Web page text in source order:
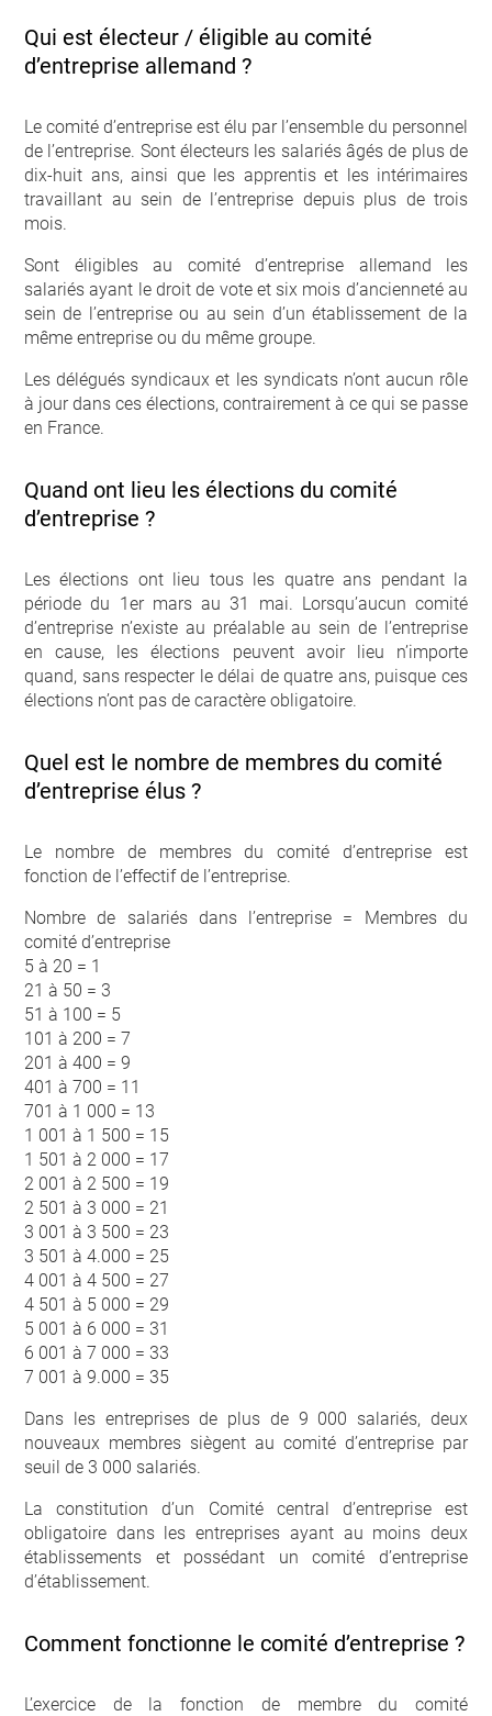
Qui est électeur / éligible au comité
d’entreprise allemand ?
Le comité d’entreprise est élu par l’ensemble du personnel
de l’entreprise. Sont électeurs les salariés âgés de plus de
dix-huit ans, ainsi que les apprentis et les intérimaires
travaillant au sein de l’entreprise depuis plus de trois
mois.
Sont éligibles au comité d’entreprise allemand les
salariés ayant le droit de vote et six mois d’ancienneté au
sein de l’entreprise ou au sein d’un établissement de la
même entreprise ou du même groupe.
Les délégués syndicaux et les syndicats n’ont aucun rôle
à jour dans ces élections, contrairement à ce qui se passe
en France.
Quand ont lieu les élections du comité
d’entreprise ?
Les élections ont lieu tous les quatre ans pendant la
période du 1er mars au 31 mai. Lorsqu’aucun comité
d’entreprise n’existe au préalable au sein de l’entreprise
en cause, les élections peuvent avoir lieu n’importe
quand, sans respecter le délai de quatre ans, puisque ces
élections n’ont pas de caractère obligatoire.
Quel est le nombre de membres du comité
d’entreprise élus ?
Le nombre de membres du comité d’entreprise est
fonction de l’effectif de l’entreprise.
Nombre de salariés dans l’entreprise = Membres du
comité d’entreprise
5 à 20 = 1
21 à 50 = 3
51 à 100 = 5
101 à 200 = 7
201 à 400 = 9
401 à 700 = 11
701 à 1 000 = 13
1 001 à 1 500 = 15
1 501 à 2 000 = 17
2 001 à 2 500 = 19
2 501 à 3 000 = 21
3 001 à 3 500 = 23
3 501 à 4.000 = 25
4 001 à 4 500 = 27
4 501 à 5 000 = 29
5 001 à 6 000 = 31
6 001 à 7 000 = 33
7 001 à 9.000 = 35
Dans les entreprises de plus de 9 000 salariés, deux
nouveaux membres siègent au comité d’entreprise par
seuil de 3 000 salariés.
La constitution d’un Comité central d’entreprise est
obligatoire dans les entreprises ayant au moins deux
établissements et possédant un comité d’entreprise
d’établissement.
Comment fonctionne le comité d’entreprise ?
L’exercice de la fonction de membre du comité